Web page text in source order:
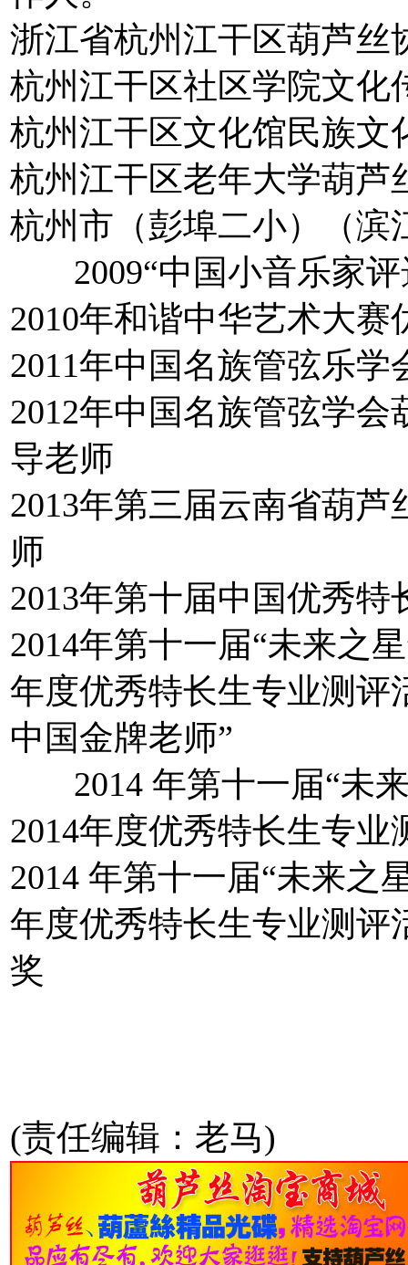
浙江省杭州江干区葫芦丝
杭州江干区社区学院文化
杭州江干区文化馆民族文
杭州江干区老年大学葫芦
杭州市（彭埠二小）（滨
2009“中国小音乐家评
2010年和谐中华艺术大赛
2011年中国名族管弦乐
2012年中国名族管弦学
导老师
2013年第三届云南省葫
师
2013年第十届中国优秀
2014年第十一届“未来之
年度优秀特长生专业测评
中国金牌老师”
2014 年第十一届“未来
2014年度优秀特长生专
2014 年第十一届“未来之
年度优秀特长生专业测评
奖
(责任编辑：老马)